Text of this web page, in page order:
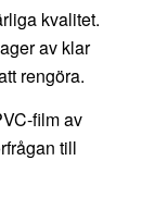
kvalitet.
av klar
rengöra.
film av
till